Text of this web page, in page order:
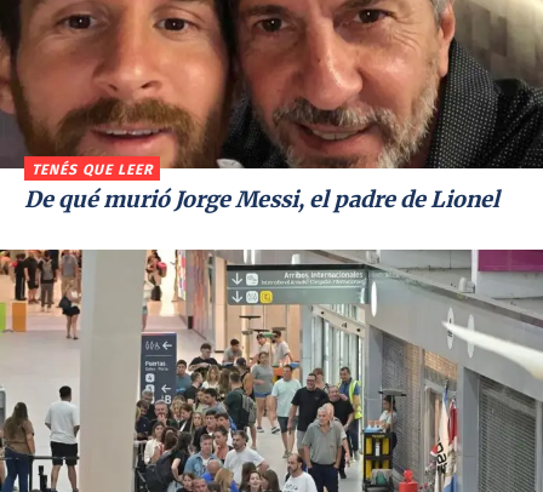
TENÉS QUE LEER
De qué murió Jorge Messi, el padre de Lionel